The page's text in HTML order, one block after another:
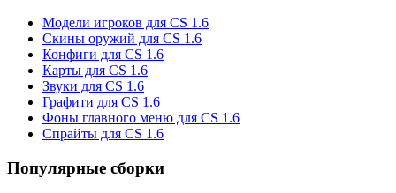
Модели игроков для CS 1.6
Скины оружий для CS 1.6
Конфиги для CS 1.6
Карты для CS 1.6
Звуки для CS 1.6
Графити для CS 1.6
Фоны главного меню для CS 1.6
Спрайты для CS 1.6
Популярные сборки